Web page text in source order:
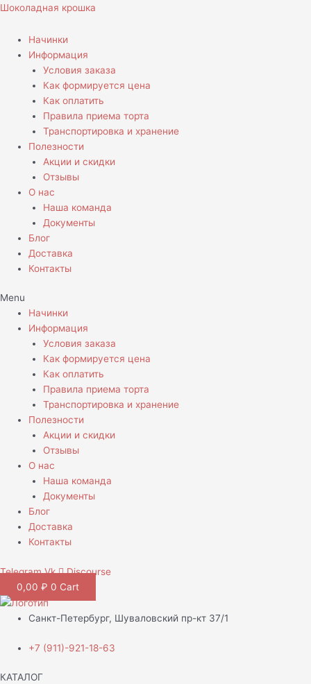
Перейти
содержимому
Шоколадная крошка
Начинки
Информация
Условия заказа
Как формируется цена
Как оплатить
Правила приема торта
Транспортировка и хранение
Полезности
Акции и скидки
Отзывы
О нас
Наша команда
Документы
Блог
Доставка
Контакты
Menu
Начинки
Информация
Условия заказа
Как формируется цена
Как оплатить
Правила приема торта
Транспортировка и хранение
Полезности
Акции и скидки
Отзывы
О нас
Наша команда
Документы
Блог
Доставка
Контакты
Telegram Vk
Discourse
0,00 ₽ 0 Cart
Санкт-Петербург, Шуваловский пр-кт 37/1
+7 (911)-921-18-63
КАТАЛОГ